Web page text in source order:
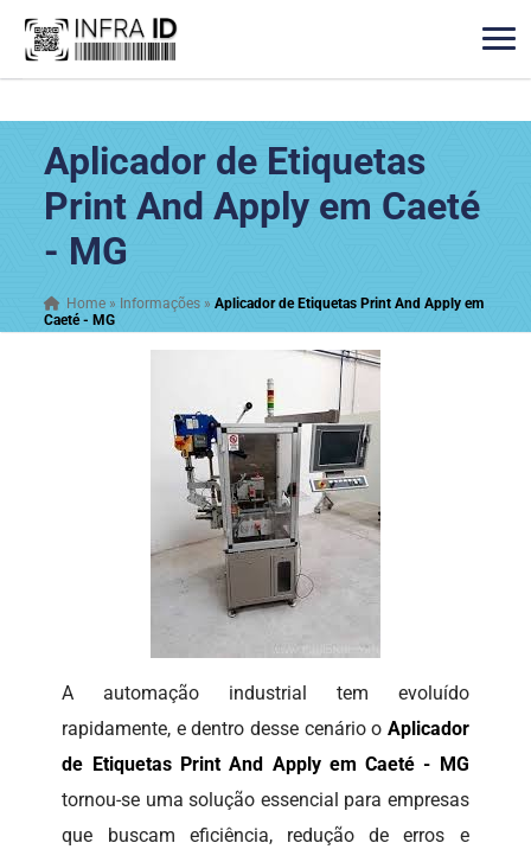
Aplicador de Etiquetas
Print And Apply em Caeté
- MG
Home » Informações »Aplicador de Etiquetas Print And Apply em
Caeté - MG
A automação industrial tem evoluído
rapidamente, e dentro desse cenário o Aplicador
de Etiquetas Print And Apply em Caeté - MG
tornou-se uma solução essencial para empresas
que buscam eficiência, redução de erros e